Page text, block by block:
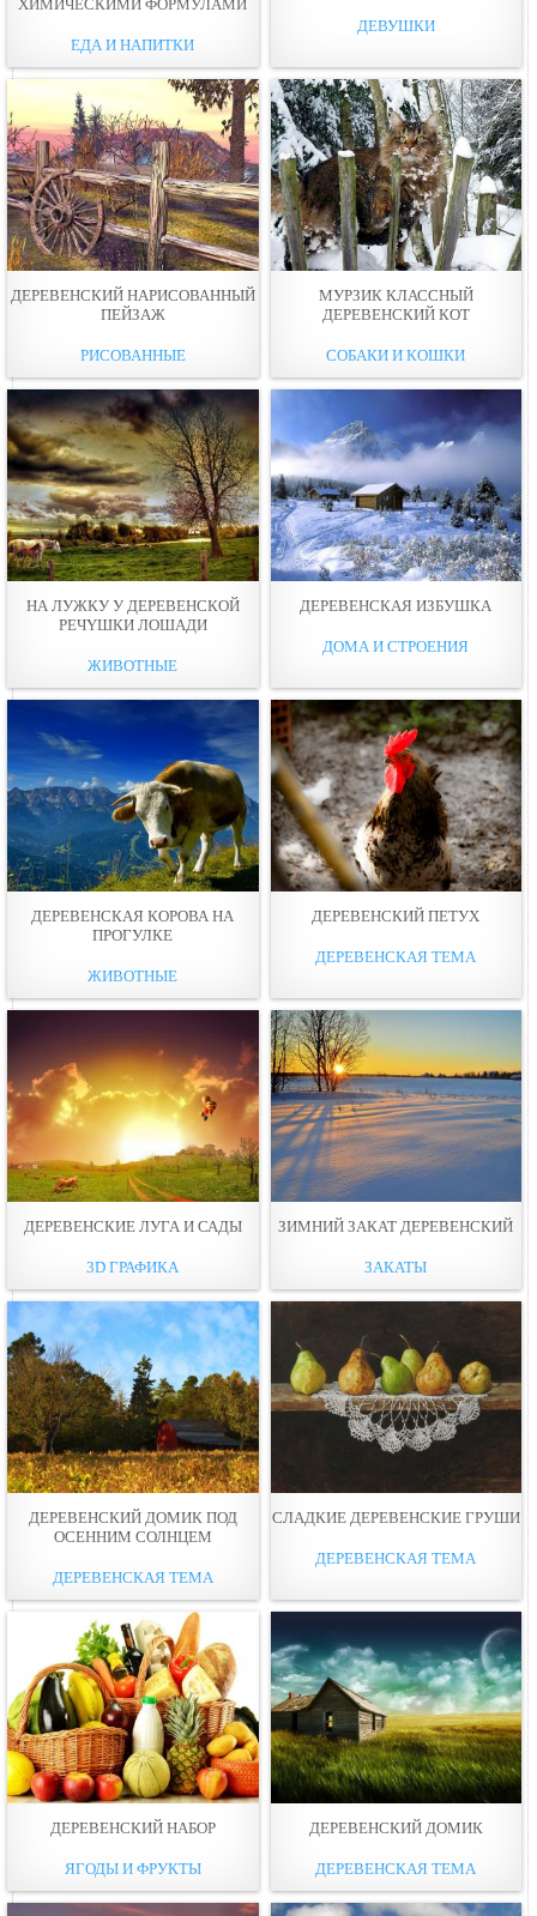
ХИМИЧЕСКИМИ ФОРМУЛАМИ
ЕДА И НАПИТКИ
ДЕВУШКИ
ДЕРЕВЕНСКИЙ НАРИСОВАННЫЙ
ПЕЙЗАЖ
РИСОВАННЫЕ
МУРЗИК КЛАССНЫЙ
ДЕРЕВЕНСКИЙ КОТ
СОБАКИ И КОШКИ
НА ЛУЖКУ У ДЕРЕВЕНСКОЙ
РЕЧYШКИ ЛОШАДИ
ЖИВОТНЫЕ
ДЕРЕВЕНСКАЯ ИЗБУШКА
ДОМА И СТРОЕНИЯ
ДЕРЕВЕНСКАЯ КОРОВА НА
ПРОГУЛКЕ
ЖИВОТНЫЕ
ДЕРЕВЕНСКИЙ ПЕТУХ
ДЕРЕВЕНСКАЯ ТЕМА
ДЕРЕВЕНСКИЕ ЛУГА И САДЫ
3D ГРАФИКА
ЗИМНИЙ ЗАКАТ ДЕРЕВЕНСКИЙ
ЗАКАТЫ
ДЕРЕВЕНСКИЙ ДОМИК ПОД
ОСЕННИМ СОЛНЦЕМ
ДЕРЕВЕНСКАЯ ТЕМА
СЛАДКИЕ ДЕРЕВЕНСКИЕ ГРУШИ
ДЕРЕВЕНСКАЯ ТЕМА
ДЕРЕВЕНСКИЙ НАБОР
ЯГОДЫ И ФРУКТЫ
ДЕРЕВЕНСКИЙ ДОМИК
ДЕРЕВЕНСКАЯ ТЕМА